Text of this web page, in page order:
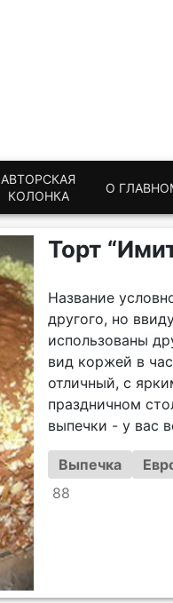
АВТОРСКАЯ
КОЛОНКА
О
Торт
Название
другого, но
использованы
вид коржей в
отличный, с
праздничном
выпечки - у вас
Выпечка
88